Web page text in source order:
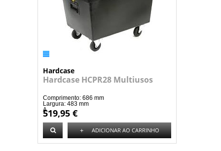
Hardcase
Hardcase HCPR28 Multiusos
Comprimento: 686 mm
Largura: 483 mm
A...
519,95 €
+ ADICIONAR AO CARRINHO